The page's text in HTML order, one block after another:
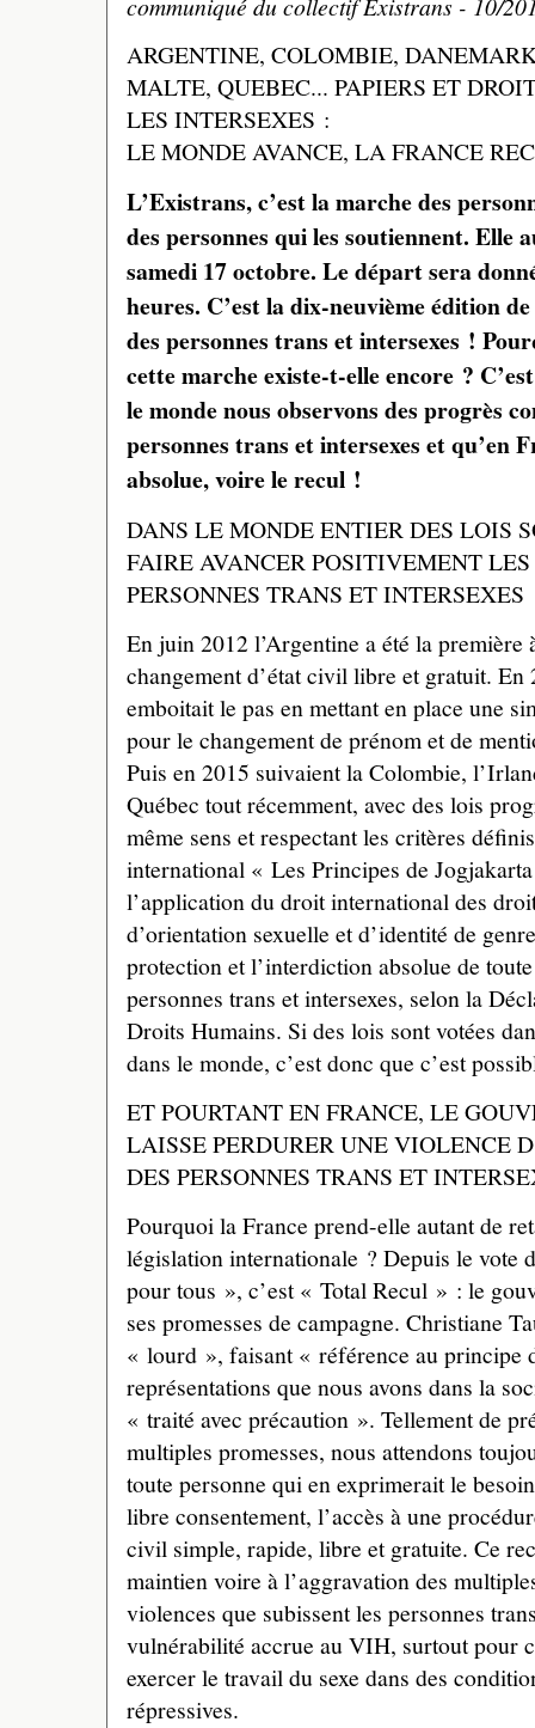
ARGENTINE, COLOMBIE,
MALTE, QUEBEC... PAPIERS ET
LES INTERSEXES :
LE MONDE AVANCE, LA FRANCE
L’Existrans, c’est la marche des
des personnes qui les soutiennent. Elle
samedi 17 octobre. Le départ sera
heures. C’est la dix-neuvième édition
des personnes trans et intersexes !
cette marche existe-t-elle encore ?
le monde nous observons des progrès
personnes trans et intersexes et qu’en
absolue, voire le recul !
DANS LE MONDE ENTIER DES LOIS
FAIRE AVANCER POSITIVEMENT
PERSONNES TRANS ET INTERSEXES
En juin 2012 l’Argentine a été la
changement d’état civil libre et gratuit.
emboitait le pas en mettant en place une
pour le changement de prénom et de
Puis en 2015 suivaient la Colombie,
Québec tout récemment, avec des lois
même sens et respectant les critères
international « Les Principes de
l’application du droit international des
d’orientation sexuelle et d’identité de
protection et l’interdiction absolue de
personnes trans et intersexes, selon la
Droits Humains. Si des lois sont votées
dans le monde, c’est donc que c’est
ET POURTANT EN FRANCE, LE
LAISSE PERDURER UNE VIOLENCE
DES PERSONNES TRANS ET
Pourquoi la France prend-elle autant de
législation internationale ? Depuis le vote
pour tous », c’est « Total Recul » : le
ses promesses de campagne. Christiane
« lourd », faisant « référence au principe
représentations que nous avons dans la
« traité avec précaution ». Tellement de
multiples promesses, nous attendons
toute personne qui en exprimerait le
libre consentement, l’accès à une
civil simple, rapide, libre et gratuite. Ce
maintien voire à l’aggravation des
violences que subissent les personnes
vulnérabilité accrue au VIH, surtout pour
exercer le travail du sexe dans des
répressives.